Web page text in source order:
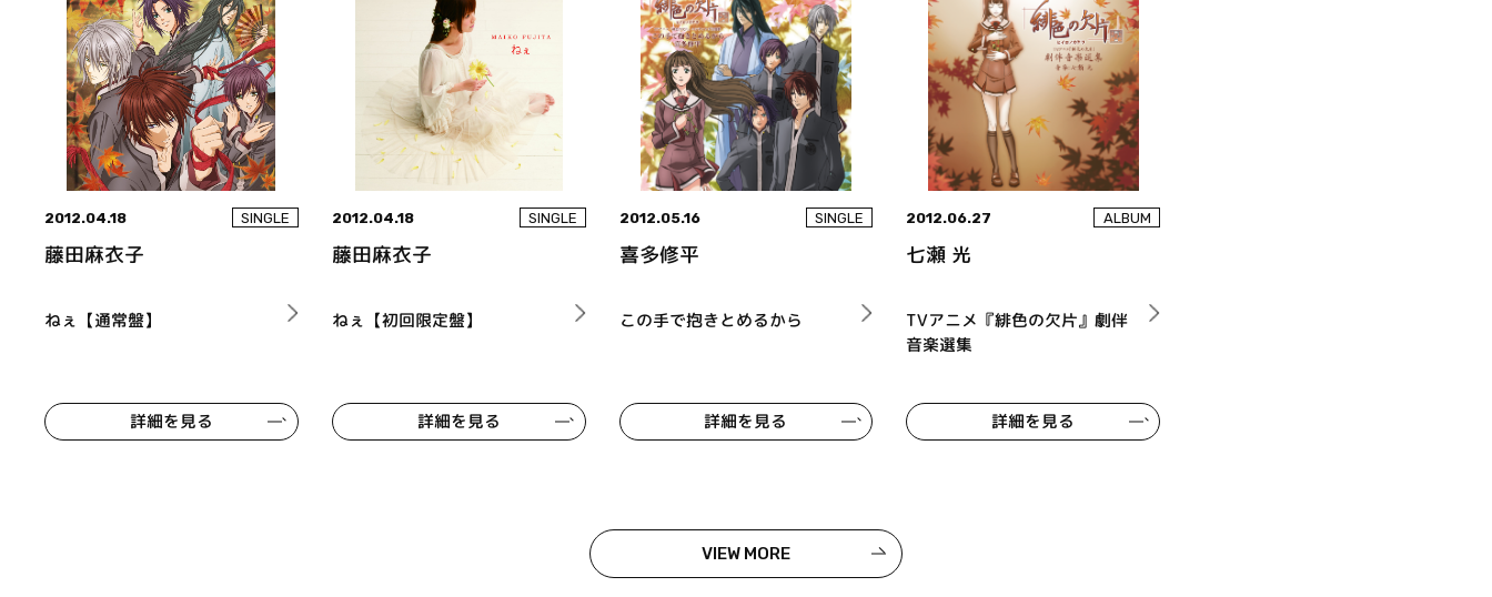
2012.04.18 SINGLE
藤田麻衣子
ねぇ【通常盤】
詳細を見る
2012.04.18 SINGLE
藤田麻衣子
ねぇ【初回限定盤】
詳細を見る
2012.05.16 SINGLE
喜多修平
この手で抱きとめるから
詳細を見る
2012.06.27 ALBUM
七瀬 光
TVアニメ『緋色の欠片』劇伴
音楽選集
詳細を見る
VIEW MORE